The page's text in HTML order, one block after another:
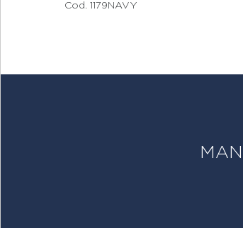
Cod. 3604BLUE424